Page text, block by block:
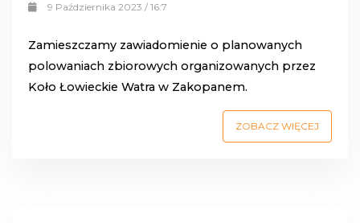
9 Października 2023 / 16:7
Zamieszczamy zawiadomienie o planowanych
polowaniach zbiorowych organizowanych przez
Koło Łowieckie Watra w Zakopanem.
ZOBACZ WIĘCEJ